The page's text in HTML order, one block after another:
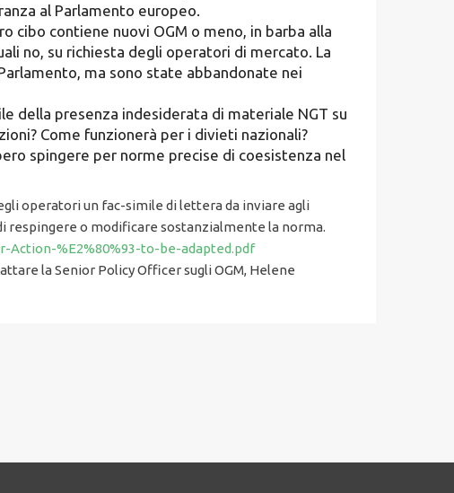
al Parlamento europeo.
cibo contiene nuovi OGM o meno, in barba alla
no, su richiesta degli operatori di mercato. La
ma sono state abbandonate nei
della presenza indesiderata di materiale NGT su
Come funzionerà per i divieti nazionali?
spingere per norme precise di coesistenza nel
operatori un fac-simile di lettera da inviare agli
o modificare sostanzialmente la norma.
%E2%80%93-to-be-adapted.pdf
la Senior Policy Officer sugli OGM, Helene